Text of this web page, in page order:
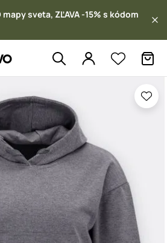
sveta, ZĽAVA -15% s kódom